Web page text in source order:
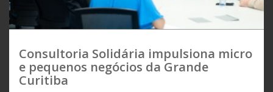
Consultoria Solidária impulsiona micro
e pequenos negócios da Grande
Curitiba